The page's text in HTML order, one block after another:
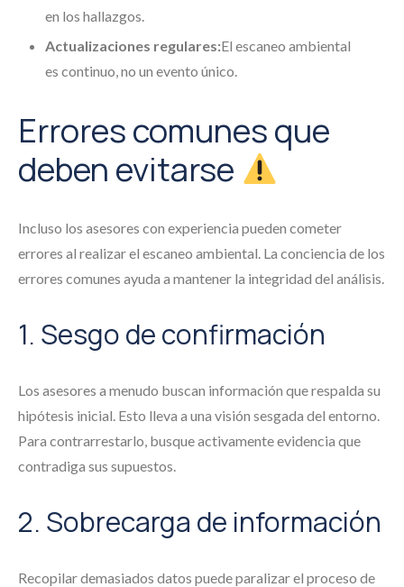
en los hallazgos.
Actualizaciones regulares:El escaneo ambiental
es continuo, no un evento único.
Errores comunes que
deben evitarse
Incluso los asesores con experiencia pueden cometer
errores al realizar el escaneo ambiental. La conciencia de los
errores comunes ayuda a mantener la integridad del análisis.
1. Sesgo de confirmación
Los asesores a menudo buscan información que respalda su
hipótesis inicial. Esto lleva a una visión sesgada del entorno.
Para contrarrestarlo, busque activamente evidencia que
contradiga sus supuestos.
2. Sobrecarga de información
Recopilar demasiados datos puede paralizar el proceso de